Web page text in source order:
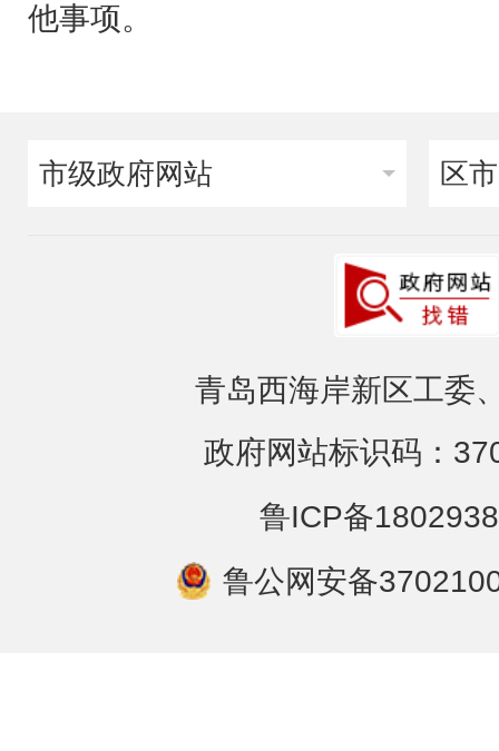
他事项。
市级政府网站 区
青岛西海岸新区工委
政府网站标识码：
鲁ICP备
鲁公网安备